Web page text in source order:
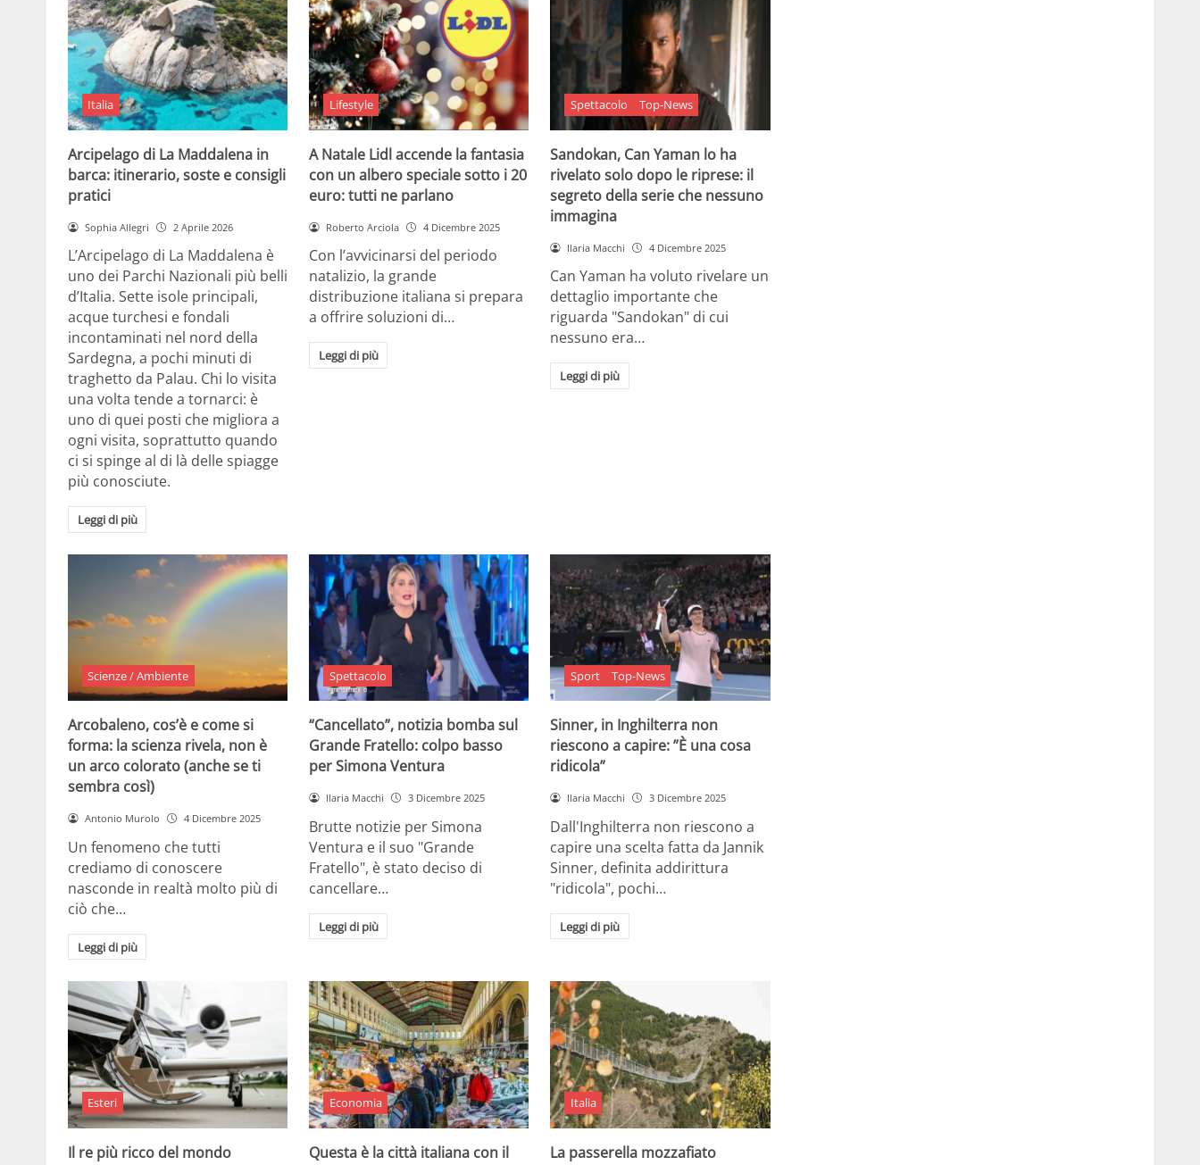
Italia
Arcipelago di La Maddalena in
barca: itinerario, soste e consigli
pratici
Sophia Allegri 2 Aprile 2026
L’Arcipelago di La Maddalena è
uno dei Parchi Nazionali più belli
d’Italia. Sette isole principali,
acque turchesi e fondali
incontaminati nel nord della
Sardegna, a pochi minuti di
traghetto da Palau. Chi lo visita
una volta tende a tornarci: è
uno di quei posti che migliora a
ogni visita, soprattutto quando
ci si spinge al di là delle spiagge
più conosciute.
Leggi di più
Lifestyle
A Natale Lidl accende la fantasia
con un albero speciale sotto i 20
euro: tutti ne parlano
Roberto Arciola 4 Dicembre 2025
Con l’avvicinarsi del periodo
natalizio, la grande
distribuzione italiana si prepara
a offrire soluzioni di…
Leggi di più
Spettacolo Top-News
Sandokan, Can Yaman lo ha
rivelato solo dopo le riprese: il
segreto della serie che nessuno
immagina
Ilaria Macchi 4 Dicembre 2025
Can Yaman ha voluto rivelare un
dettaglio importante che
riguarda "Sandokan" di cui
nessuno era…
Leggi di più
Scienze / Ambiente
Arcobaleno, cos’è e come si
forma: la scienza rivela, non è
un arco colorato (anche se ti
sembra così)
Antonio Murolo 4 Dicembre 2025
Un fenomeno che tutti
crediamo di conoscere
nasconde in realtà molto più di
ciò che…
Leggi di più
Spettacolo
“Cancellato”, notizia bomba sul
Grande Fratello: colpo basso
per Simona Ventura
Ilaria Macchi 3 Dicembre 2025
Brutte notizie per Simona
Ventura e il suo "Grande
Fratello", è stato deciso di
cancellare…
Leggi di più
Sport Top-News
Sinner, in Inghilterra non
riescono a capire: ”È una cosa
ridicola”
Ilaria Macchi 3 Dicembre 2025
Dall'Inghilterra non riescono a
capire una scelta fatta da Jannik
Sinner, definita addirittura
"ridicola", pochi…
Leggi di più
Esteri
Il re più ricco del mondo
Economia
Questa è la città italiana con il
Italia
La passerella mozzafiato